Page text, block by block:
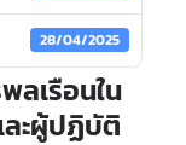
28/04/2025
ลเรือนใน
ะผู้ปฏิบัติ